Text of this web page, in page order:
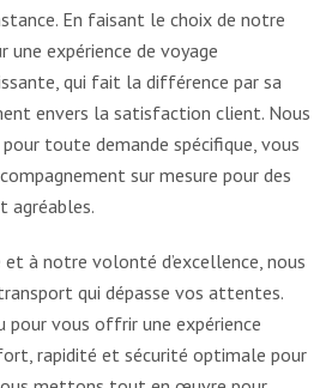
En faisant le choix de notre
une expérience de voyage
qui fait la différence par sa
envers la satisfaction client. Nous
toute demande spécifique, vous
sur mesure pour des
agréables.
à notre volonté d’excellence, nous
qui dépasse vos attentes.
pour vous offrir une expérience
rapidité et sécurité optimale pour